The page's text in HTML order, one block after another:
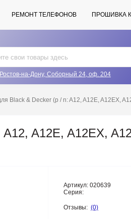
РЕМОНТ ТЕЛЕФОНОВ ПРОШИВКА
Ростов-на-Дону, Соборный 24, оф. 204
Black & Decker (p / n: A12, A12E, A12EX,
A12E, A12EX,
Артикул: 020639
Серия:
Отзывы: (0)